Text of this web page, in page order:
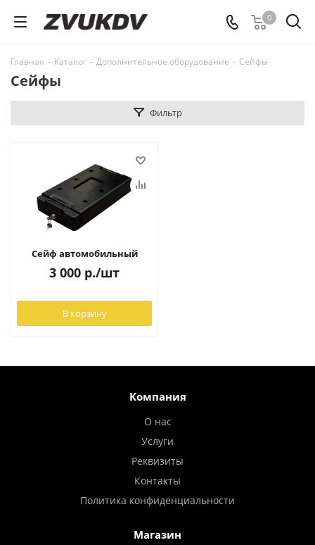
0
Главная - Каталог - Дополнительное оборудование - Сейфы
Сейфы
Фильтр
Сейф автомобильный
3 000 р./шт
В корзину
Компания
О нас
Услуги
Реквизиты
Контакты
Политика конфиденциальности
Магазин